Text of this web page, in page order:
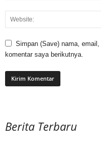
Simpan (Save) nama,
komentar saya berikutnya.
Berita Terbaru